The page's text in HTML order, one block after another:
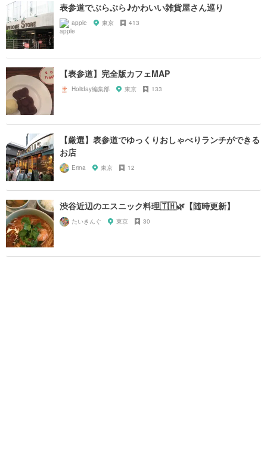
表参道でぶらぶら♪かわいい雑貨屋さん巡り
apple 東京 413
【表参道】完全版カフェMAP
Holiday編集部 東京 133
【厳選】表参道でゆっくりおしゃべりランチができる
お店
Erina 東京 12
渋谷近辺のエスニック料理🇹🇭🌿【随時更新】
たいきんぐ 東京 30